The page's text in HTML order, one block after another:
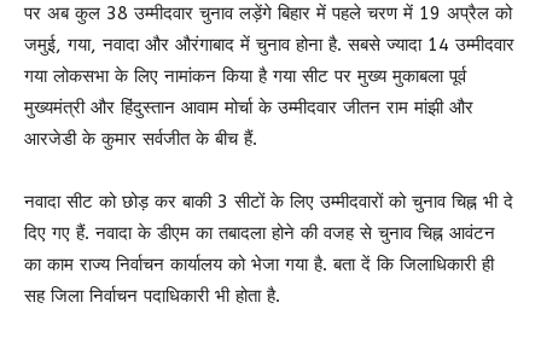
पर अब कुल 38 उम्मीदवार चुनाव लड़ेंगे बिहार में पहले चरण में 19 अप्रैल को
जमुई, गया, नवादा और औरंगाबाद में चुनाव होना है. सबसे ज्यादा 14 उम्मीदवार
गया लोकसभा के लिए नामांकन किया है गया सीट पर मुख्य मुकाबला पूर्व
मुख्यमंत्री और हिंदुस्तान आवाम मोर्चा के उम्मीदवार जीतन राम मांझी और
आरजेडी के कुमार सर्वजीत के बीच हैं.
नवादा सीट को छोड़ कर बाकी 3 सीटों के लिए उम्मीदवारों को चुनाव चिह्न भी दे
दिए गए हैं. नवादा के डीएम का तबादला होने की वजह से चुनाव चिह्न आवंटन
का काम राज्य निर्वाचन कार्यालय को भेजा गया है. बता दें कि जिलाधिकारी ही
सह जिला निर्वाचन पदाधिकारी भी होता है.